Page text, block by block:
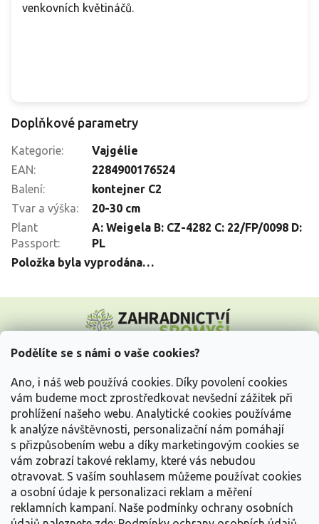
Podělíte se s námi o vaše cookies?
Ano, i náš web používá cookies. Díky povolení cookies
vám budeme moct zprostředkovat nevšední zážitek při
prohlížení našeho webu. Analytické cookies používáme
k analýze návštěvnosti, personalizační nám pomáhají
s přizpůsobením webu a díky marketingovým cookies se
vám zobrazí takové reklamy, které vás nebudou
otravovat. S vaším souhlasem můžeme používat cookies
a osobní údaje k personalizaci reklam a měření
reklamních kampaní. Naše podmínky ochrany osobních
venkovních květináčů.
Doplňkové parametry
Kategorie:
Vajgélie
EAN:
2284900176524
Balení:
kontejner C2
Tvar a výška:
20-30 cm
Plant
Passport:
A: Weigela B: CZ-4282 C: 22/FP/0098 D:
PL
Položka byla vyprodána…
p
Vše o nákupu
Informace pro Vás
Kontakujte nás